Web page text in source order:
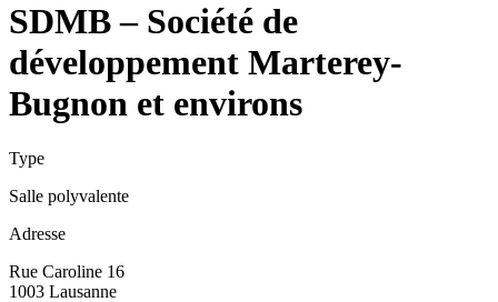
SDMB – Société de
développement Marterey-
Bugnon et environs
Type
Salle polyvalente
Adresse
Rue Caroline 16
1003 Lausanne